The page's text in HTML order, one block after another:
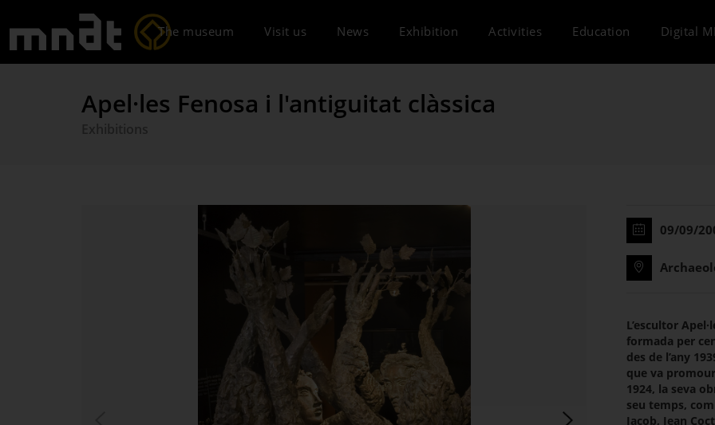
The museum Visit us News Exhibition Activities Education Digital
Apel·les Fenosa i l'antiguitat clàssica
09/09/
L’escultor
formada per
des de l’any
que va
1924, la seva
seu temps,
Jacob, Jean